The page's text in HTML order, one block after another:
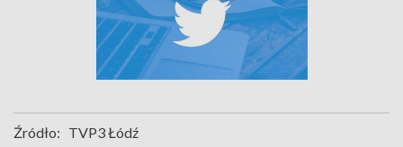
Źródło: TVP3 Łódź